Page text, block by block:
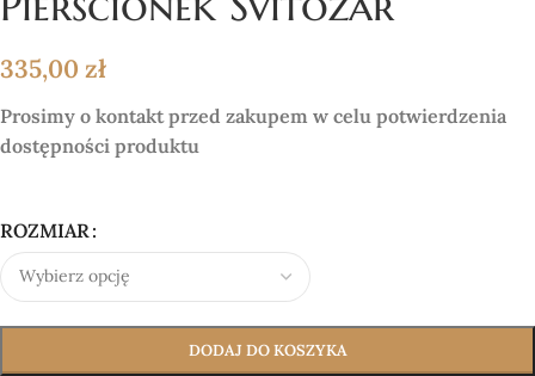
335,00 zł
Prosimy o kontakt przed zakupem w celu potwierdzenia
dostępności produktu
ROZMIAR
DODAJ DO KOSZYKA